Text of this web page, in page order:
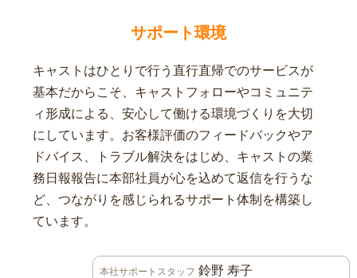
サポート環境
キャストはひとりで行う直行直帰でのサービスが
基本だからこそ、キャストフォローやコミュニテ
ィ形成による、安心して働ける環境づくりを大切
にしています。お客様評価のフィードバックやア
ドバイス、トラブル解決をはじめ、キャストの業
務日報報告に本部社員が心を込めて返信を行うな
ど、つながりを感じられるサポート体制を構築し
ています。
本社サポートスタッフ 鈴野 寿子